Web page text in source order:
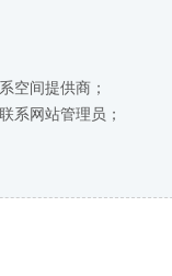
空间提供商；
系网站管理员；